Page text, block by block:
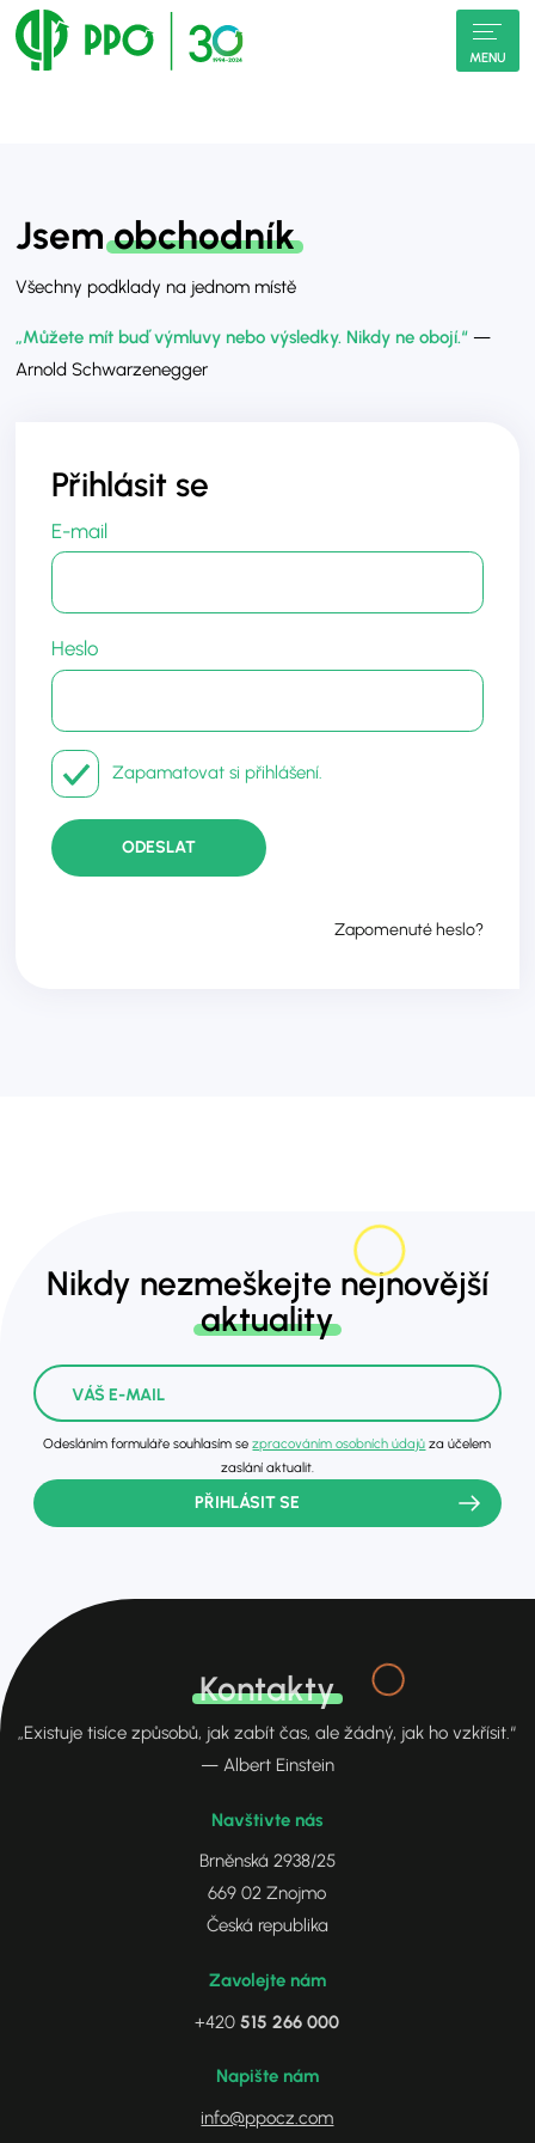
MENU
Jsemobchodník
Všechny podklady na jednom místě
„Můžete mít buď výmluvy nebo výsledky. Nikdy ne obojí.“ —
Arnold Schwarzenegger
Přihlásit se
E-mail
Heslo
Zapamatovat si přihlášení.
ODESLAT
Zapomenuté heslo?
Nikdy nezmeškejte nejnovější
aktuality
Odesláním formuláře souhlasím sezpracováním osobních údajů za účelem
zaslání aktualit.
PŘIHLÁSIT SE
Kontakty
„Existuje tisíce způsobů, jak zabít čas, ale žádný, jak ho vzkřísit.“
— Albert Einstein
Navštivte nás
Brněnská 2938/25
669 02 Znojmo
Česká republika
Zavolejte nám
+420515 266 000
Napište nám
info@ppocz.com